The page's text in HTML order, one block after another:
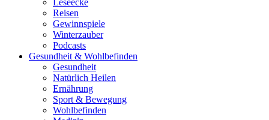
Leseecke
Reisen
Gewinnspiele
Winterzauber
Podcasts
Gesundheit & Wohlbefinden
Gesundheit
Natürlich Heilen
Ernährung
Sport & Bewegung
Wohlbefinden